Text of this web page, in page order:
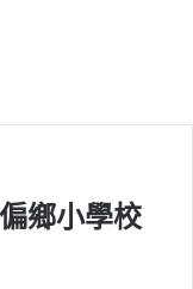
鄉小學校